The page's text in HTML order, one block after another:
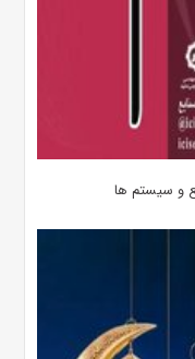
و سیستم­ ها